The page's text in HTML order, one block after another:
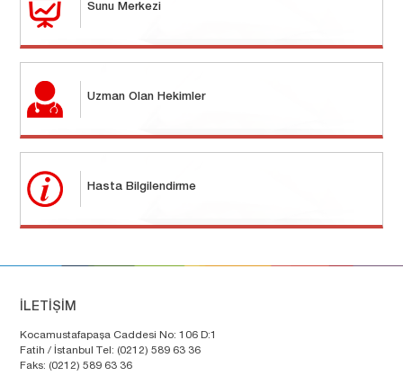
Sunu Merkezi
Uzman Olan Hekimler
Hasta Bilgilendirme
İLETİŞİM
Kocamustafapaşa Caddesi No: 106 D:1
Fatih / İstanbul Tel: (0212) 589 63 36
Faks: (0212) 589 63 36